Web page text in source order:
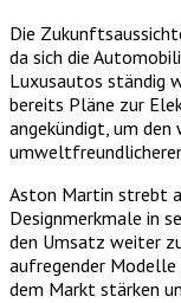
Die
da sich die
Luxusautos ständig
bereits Pläne zur
angekündigt, um den
Aston Martin strebt
Designmerkmale in
den Umsatz weiter
aufregender Modelle
dem Markt stärken